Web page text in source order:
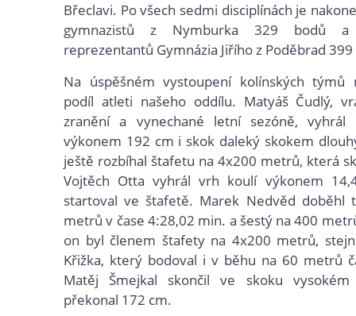
Břeclavi. Po všech sedmi disciplínách je
gymnazistů z Nymburka 329 bodů
reprezentantů Gymnázia Jiřího z Poděbrad
Na úspěšném vystoupení kolínských týmů
podíl atleti našeho oddílu. Matyáš Čudlý,
zranění a vynechané letní sezóně, vyhrál
výkonem 192 cm i skok daleký skokem
ještě rozbíhal štafetu na 4x200 metrů, která
Vojtěch Otta vyhrál vrh koulí výkonem
startoval ve štafetě. Marek Nedvěd doběhl
metrů v čase 4:28,02 min. a šestý na 400
on byl členem štafety na 4x200 metrů,
Křižka, který bodoval i v běhu na 60 metrů
Matěj Šmejkal skončil ve skoku
překonal 172 cm.